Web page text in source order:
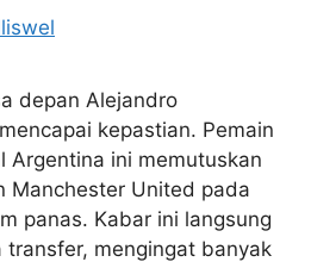
depan Alejandro
kepastian. Pemain
Argentina ini memutuskan
Manchester United pada
panas. Kabar ini langsung
transfer, mengingat banyak